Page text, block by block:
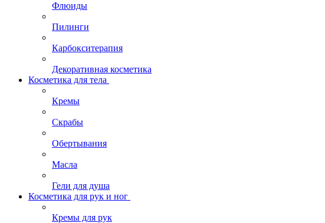
Флюиды
Пилинги
Карбокситерапия
Декоративная косметика
Косметика для тела
Кремы
Скрабы
Обертывания
Масла
Гели для душа
Косметика для рук и ног
Кремы для рук